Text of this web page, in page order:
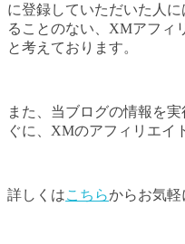
に登録していただいた人
ることのない、XMアフィ
と考えております。
また、当ブログの情報を
ぐに、XMのアフィリエイ
詳しくはこちらからお気軽